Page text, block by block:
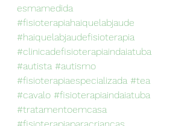
esmamedida
#fisioterapiahaiquelabjaude
#haiquelabjaudefisioterapia
#clinicadefisioterapiaindaiatuba
#autista #autismo
#fisioterapiaespecializada #tea
#cavalo #fisioterapiaindaiatuba
#tratamentoemcasa